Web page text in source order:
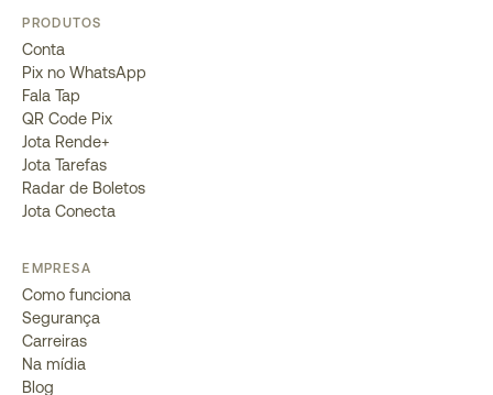
PRODUTOS
Conta
Pix no WhatsApp
Fala Tap
QR Code Pix
Jota Rende+
Jota Tarefas
Radar de Boletos
Jota Conecta
EMPRESA
Como funciona
Segurança
Carreiras
Na mídia
Blog